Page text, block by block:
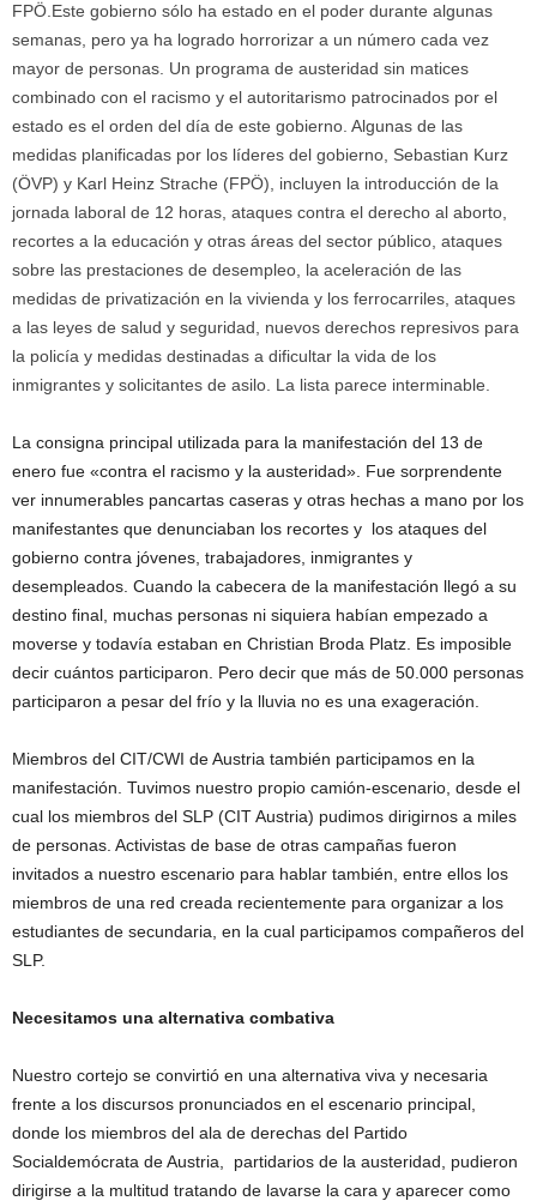
FPÖ.Este gobierno sólo ha estado en el poder durante algunas
semanas, pero ya ha logrado horrorizar a un número cada vez
mayor de personas. Un programa de austeridad sin matices
combinado con el racismo y el autoritarismo patrocinados por el
estado es el orden del día de este gobierno. Algunas de las
medidas planificadas por los líderes del gobierno, Sebastian Kurz
(ÖVP) y Karl Heinz Strache (FPÖ), incluyen la introducción de la
jornada laboral de 12 horas, ataques contra el derecho al aborto,
recortes a la educación y otras áreas del sector público, ataques
sobre las prestaciones de desempleo, la aceleración de las
medidas de privatización en la vivienda y los ferrocarriles, ataques
a las leyes de salud y seguridad, nuevos derechos represivos para
la policía y medidas destinadas a dificultar la vida de los
inmigrantes y solicitantes de asilo. La lista parece interminable.
La consigna principal utilizada para la manifestación del 13 de
enero fue «contra el racismo y la austeridad». Fue sorprendente
ver innumerables pancartas caseras y otras hechas a mano por los
manifestantes que denunciaban los recortes y los ataques del
gobierno contra jóvenes, trabajadores, inmigrantes y
desempleados. Cuando la cabecera de la manifestación llegó a su
destino final, muchas personas ni siquiera habían empezado a
moverse y todavía estaban en Christian Broda Platz. Es imposible
decir cuántos participaron. Pero decir que más de 50.000 personas
participaron a pesar del frío y la lluvia no es una exageración.
Miembros del CIT/CWI de Austria también participamos en la
manifestación. Tuvimos nuestro propio camión-escenario, desde el
cual los miembros del SLP (CIT Austria) pudimos dirigirnos a miles
de personas. Activistas de base de otras campañas fueron
invitados a nuestro escenario para hablar también, entre ellos los
miembros de una red creada recientemente para organizar a los
estudiantes de secundaria, en la cual participamos compañeros del
SLP.
Necesitamos una alternativa combativa
Nuestro cortejo se convirtió en una alternativa viva y necesaria
frente a los discursos pronunciados en el escenario principal,
donde los miembros del ala de derechas del Partido
Socialdemócrata de Austria, partidarios de la austeridad, pudieron
dirigirse a la multitud tratando de lavarse la cara y aparecer como